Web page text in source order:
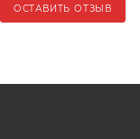
ОСТАВИТЬ ОТЗЫВ